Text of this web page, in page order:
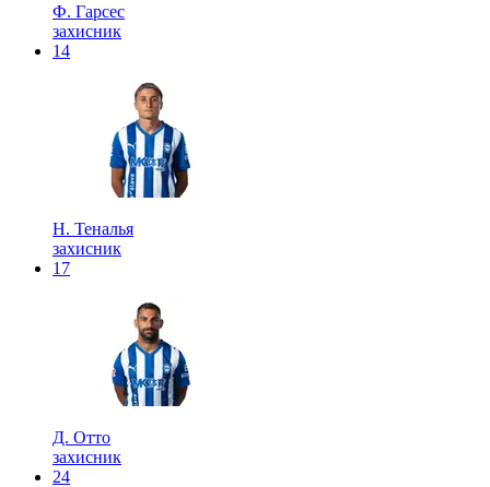
Ф. Гарсес
захисник
14
Н. Теналья
захисник
17
Д. Отто
захисник
24